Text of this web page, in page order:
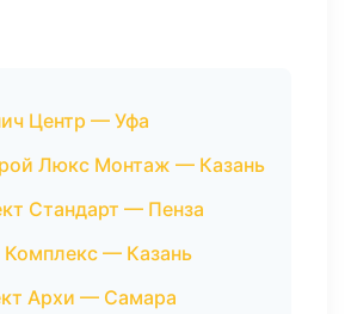
Центр — Уфа
Люкс Монтаж — Казань
Стандарт — Пенза
— Казань
Архи — Самара